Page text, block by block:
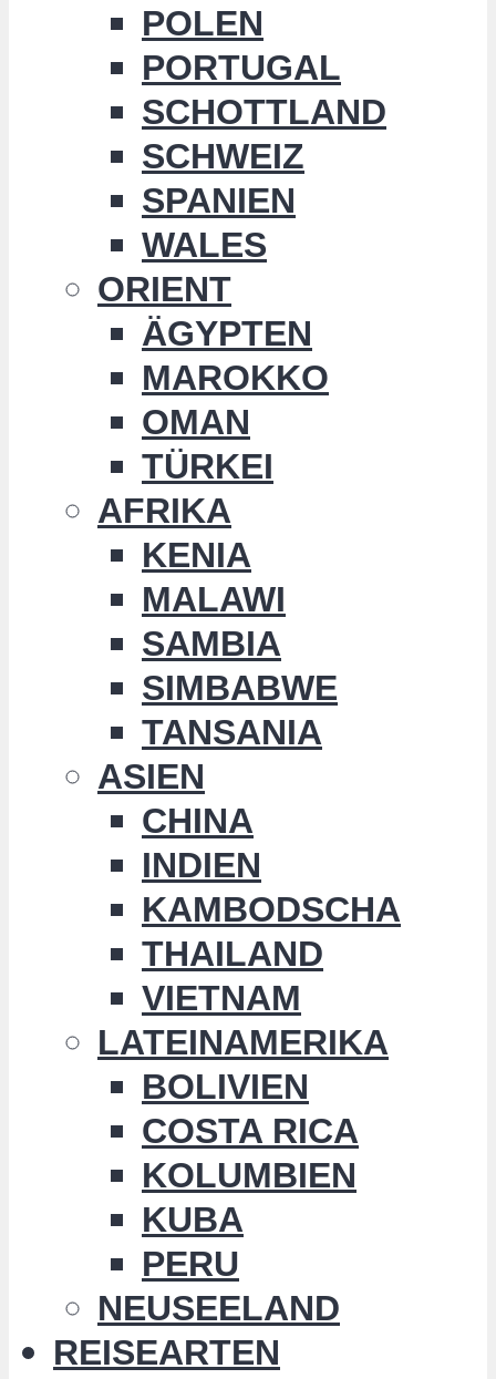
POLEN
PORTUGAL
SCHOTTLAND
SCHWEIZ
SPANIEN
WALES
ORIENT
ÄGYPTEN
MAROKKO
OMAN
TÜRKEI
AFRIKA
KENIA
MALAWI
SAMBIA
SIMBABWE
TANSANIA
ASIEN
CHINA
INDIEN
KAMBODSCHA
THAILAND
VIETNAM
LATEINAMERIKA
BOLIVIEN
COSTA RICA
KOLUMBIEN
KUBA
PERU
NEUSEELAND
REISEARTEN